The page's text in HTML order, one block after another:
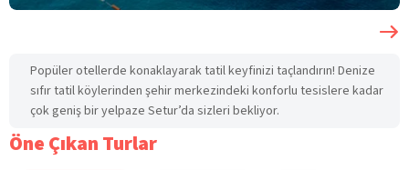
Popüler otellerde konaklayarak tatil keyfinizi taçlandırın! Denize
sıfır tatil köylerinden şehir merkezindeki konforlu tesislere kadar
çok geniş bir yelpaze Setur’da sizleri bekliyor.
Öne Çıkan Turlar